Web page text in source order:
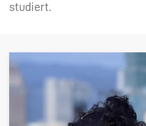
studiert.